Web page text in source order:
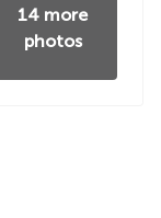
14 more
photos